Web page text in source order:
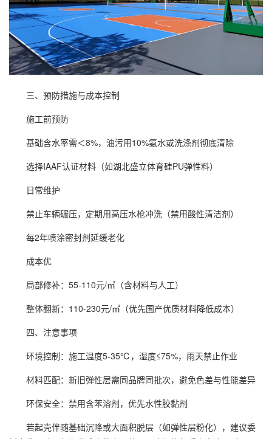
三、预防措施与成本控制
施工前预防
基础含水率需＜8%，油污用10%氨水或洗涤剂彻底清除
选择IAAF认证材料（如湖北盛立体育硅PU弹性料）
日常维护
禁止车辆碾压，定期用高压水枪冲洗（禁用酸性清洁剂）
每2年喷涂密封剂延缓老化
成本优
局部修补：55-110元/㎡（含材料与人工）
整体翻新：110-230元/㎡（优先国产优质材料降低成本）
四、注意事项
环境控制：施工温度5-35℃，湿度≤75%，雨天禁止作业
材料匹配：新旧弹性层需同品牌同批次，避免色差与性能差异
环保安全：禁用含苯溶剂，优先水性胶黏剂
若起壳伴随基础沉降或大面积脱层（如弹性层粉化），建议委